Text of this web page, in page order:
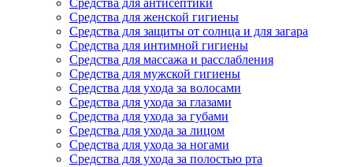
Средства для антисептики
Средства для женской гигиены
Средства для защиты от солнца и для загара
Средства для интимной гигиены
Средства для массажа и расслабления
Средства для мужской гигиены
Средства для ухода за волосами
Средства для ухода за глазами
Средства для ухода за губами
Средства для ухода за лицом
Средства для ухода за ногами
Средства для ухода за полостью рта